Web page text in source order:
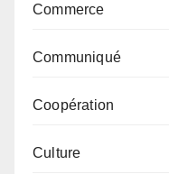
Commerce
Communiqué
Coopération
Culture